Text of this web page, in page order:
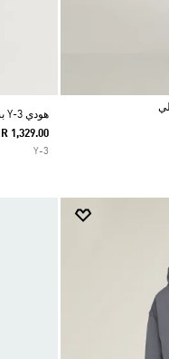
هودي Y-3 بسحّاب من كوردروي مخملي
1,329.00
Y-3